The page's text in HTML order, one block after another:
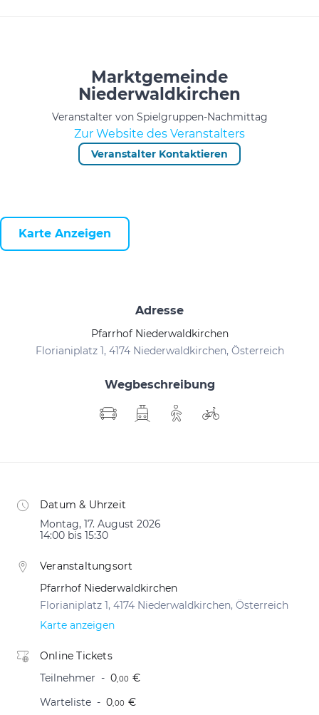
Marktgemeinde
Niederwaldkirchen
Veranstalter von Spielgruppen-Nachmittag
Zur Website des Veranstalters
Veranstalter Kontaktieren
Karte Anzeigen
Adresse
Pfarrhof Niederwaldkirchen
Florianiplatz 1, 4174 Niederwaldkirchen, Österreich
Wegbeschreibung
Datum & Uhrzeit
Montag, 17. August 2026
14:00 bis 15:30
Veranstaltungsort
Pfarrhof Niederwaldkirchen
Florianiplatz 1, 4174 Niederwaldkirchen, Österreich
Karte anzeigen
Online Tickets
Teilnehmer
0,00 €
Warteliste
0,00 €